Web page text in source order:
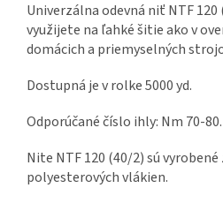
Univerzálna odevná niť NTF
využijete na ľahké šitie ako v
domácich a priemyselných
Dostupná je v rolke 5000 yd.
Odporúčané číslo ihly: Nm 70-80.
Nite NTF 120 (40/2) sú
polyesterových vlákien.